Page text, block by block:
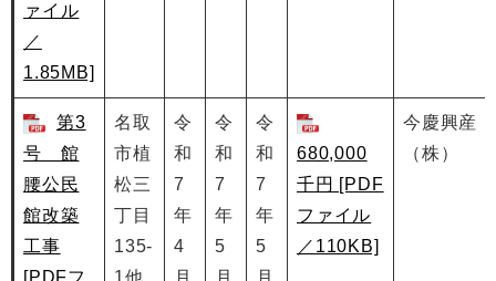
ァイル
／
1.85MB]
第3
号 館
腰公民
館改築
工事
名取
市植
松三
丁目
135-
令
和
7
年
4
令
和
7
年
5
令
和
7
年
5
680,000
千円 [PDF
ファイル
／110KB]
今慶興産
（株）